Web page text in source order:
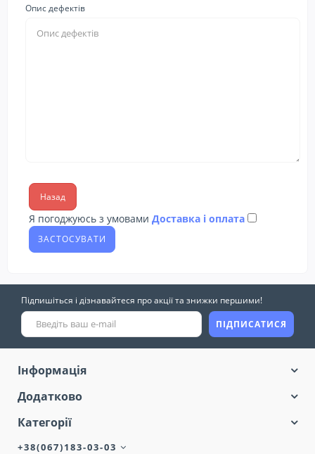
Опис дефектів
Назад
Я погоджуюсь з умовами Доставка і оплата
Підпишіться і дізнавайтеся про акції та знижки першими!
ПІДПИСАТИСЯ
Інформація
Додатково
Категорії
+38(067)183-03-03